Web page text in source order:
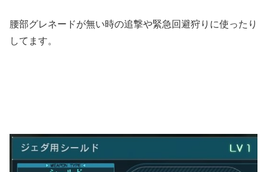
腰部グレネードが無い時の追撃や緊急回避狩りに使ったり
してます。